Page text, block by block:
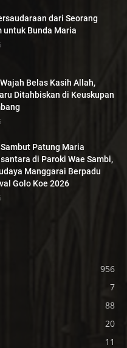
dari Seorang
untuk Bunda Maria
Belas Kasih Allah,
Ditahbiskan di Keuskupan
Patung Maria
di Paroki Wae Sambi,
Manggarai Berpadu
Golo Koe 2026
956
7
88
20
11